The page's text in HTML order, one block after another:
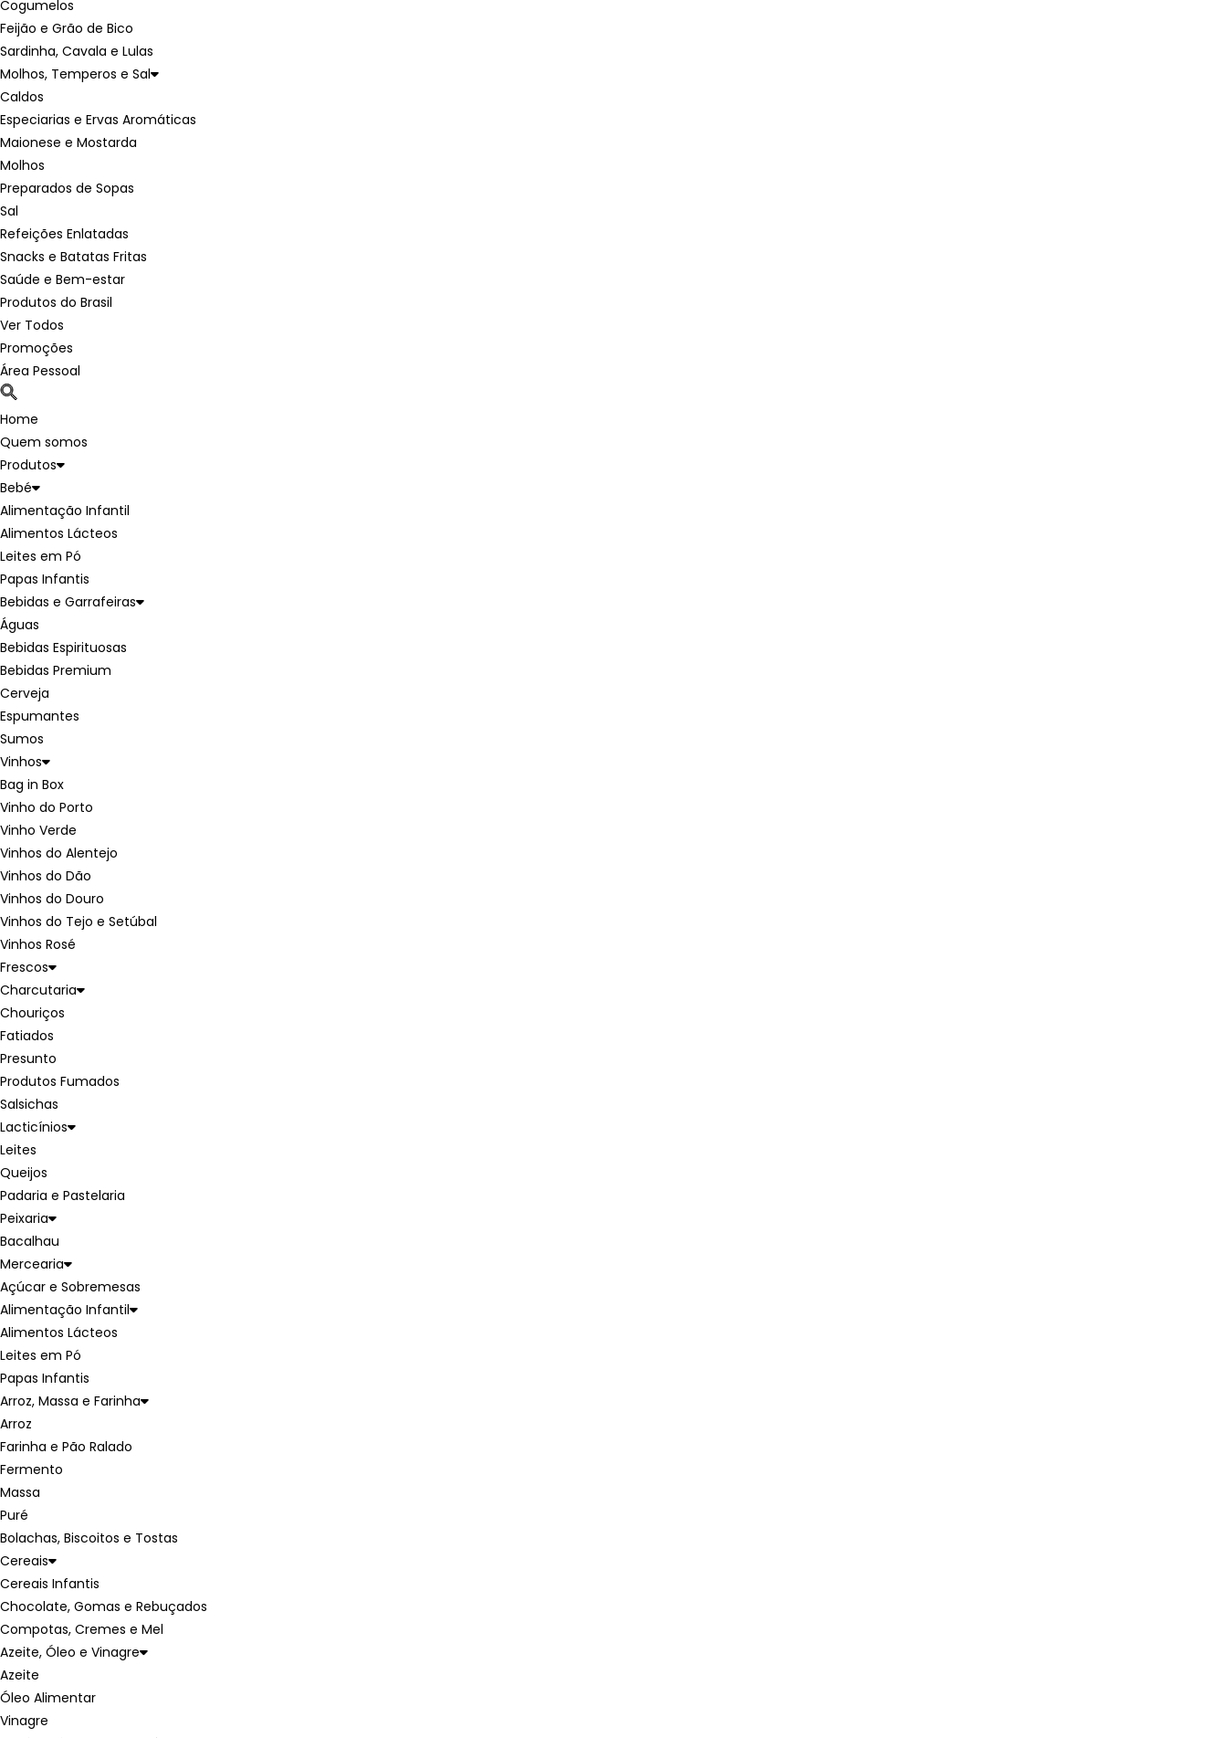
Cogumelos
Feijão e Grão de Bico
Sardinha, Cavala e Lulas
Molhos, Temperos e Sal
Caldos
Especiarias e Ervas Aromáticas
Maionese e Mostarda
Molhos
Preparados de Sopas
Sal
Refeições Enlatadas
Snacks e Batatas Fritas
Saúde e Bem-estar
Produtos do Brasil
Ver Todos
Promoções
Área Pessoal
Home
Quem somos
Produtos
Bebé
Alimentação Infantil
Alimentos Lácteos
Leites em Pó
Papas Infantis
Bebidas e Garrafeiras
Águas
Bebidas Espirituosas
Bebidas Premium
Cerveja
Espumantes
Sumos
Vinhos
Bag in Box
Vinho do Porto
Vinho Verde
Vinhos do Alentejo
Vinhos do Dão
Vinhos do Douro
Vinhos do Tejo e Setúbal
Vinhos Rosé
Frescos
Charcutaria
Chouriços
Fatiados
Presunto
Produtos Fumados
Salsichas
Lacticínios
Leites
Queijos
Padaria e Pastelaria
Peixaria
Bacalhau
Mercearia
Açúcar e Sobremesas
Alimentação Infantil
Alimentos Lácteos
Leites em Pó
Papas Infantis
Arroz, Massa e Farinha
Arroz
Farinha e Pão Ralado
Fermento
Massa
Puré
Bolachas, Biscoitos e Tostas
Cereais
Cereais Infantis
Chocolate, Gomas e Rebuçados
Compotas, Cremes e Mel
Azeite, Óleo e Vinagre
Azeite
Óleo Alimentar
Vinagre